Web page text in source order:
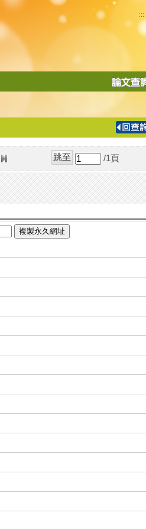
:::
導
/1 頁
複製永久網址